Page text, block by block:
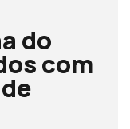
do
com